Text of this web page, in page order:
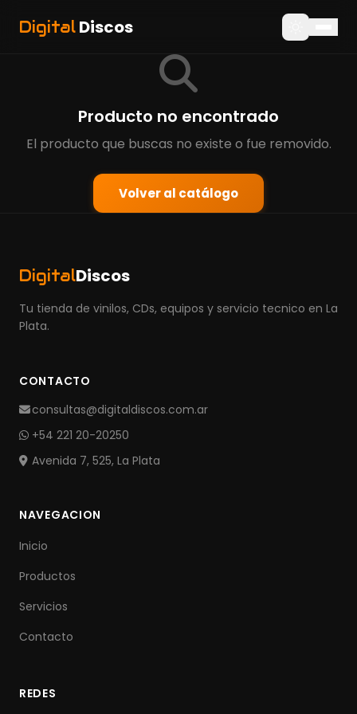
DigitalDiscos
Producto no encontrado
El producto que buscas no existe o fue removido.
Volver al catálogo
DigitalDiscos
Tu tienda de vinilos, CDs, equipos y servicio tecnico en La
Plata.
CONTACTO
consultas@digitaldiscos.com.ar
+54 221 20-20250
Avenida 7, 525, La Plata
NAVEGACION
Inicio
Productos
Servicios
Contacto
REDES